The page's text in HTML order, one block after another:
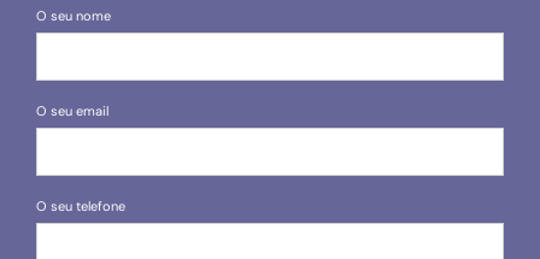
O seu nome
O seu email
O seu telefone